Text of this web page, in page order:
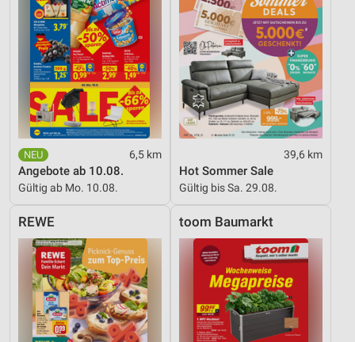
6,5 km
Angebote ab 10.08.
Gültig ab Mo. 10.08.
39,6 km
Hot Sommer Sale
Gültig bis Sa. 29.08.
REWE toom Baumarkt